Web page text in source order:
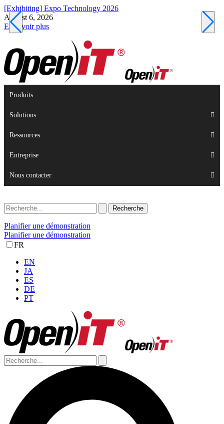
[Exhibiting] Expo Technology 2026
August 6, 2026
En savoir plus
Produits
Solutions
Ressources
Entreprise
Nous contacter
Planifier une démonstration
Planifier une démonstration
FR
EN
JA
ES
DE
PT